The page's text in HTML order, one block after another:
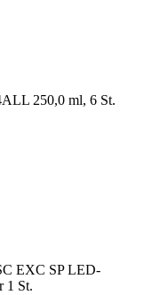
250,0 ml, 6 St.
EXC SP LED-
1 St.